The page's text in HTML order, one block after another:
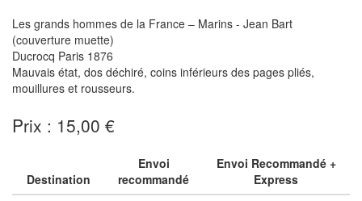
Les grands hommes de la France – Marins - Jean Bart
(couverture muette)
Ducrocq Paris 1876
Mauvais état, dos déchiré, coins inférieurs des pages pliés,
mouillures et rousseurs.
Prix : 15,00 €
Destination
Envoi
recommandé
Envoi Recommandé +
Express